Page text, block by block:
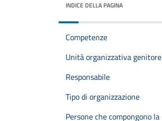
INDICE DELLA PAGINA
Competenze
Unità organizzativa genitore
Responsabile
Tipo di organizzazione
Persone che compongono la